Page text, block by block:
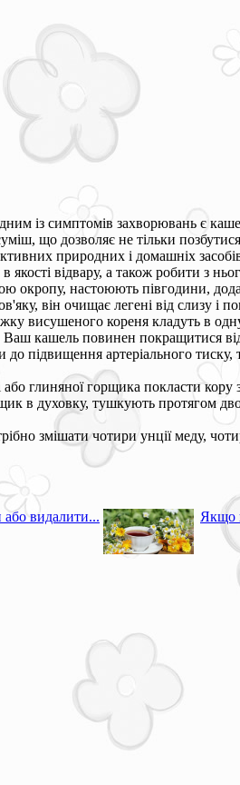
із симптомів захворювань є
що дозволяє не тільки
природних і домашніх
відвару, а також робити з
окропу, настоюють півгодини,
він очищає легені від слизу і
висушеного кореня кладуть в
кашель повинен покращитися
підвищення артеріального тиску,
глиняної горщика покласти кору
в духовку, тушкують протягом
змішати чотири унції меду,
або видалити... Якщо